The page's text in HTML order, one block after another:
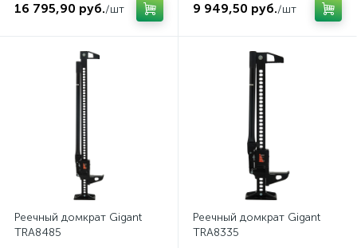
16 795,90 руб./шт 9 949,50 руб./шт
Реечный домкрат Gigant
TRA8485
Реечный домкрат Gigant
TRA8335